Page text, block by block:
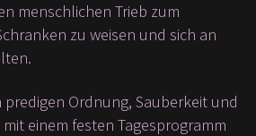
menschlichen Trieb zum
zu weisen und sich an
predigen Ordnung, Sauberkeit und
einem festen Tagesprogramm